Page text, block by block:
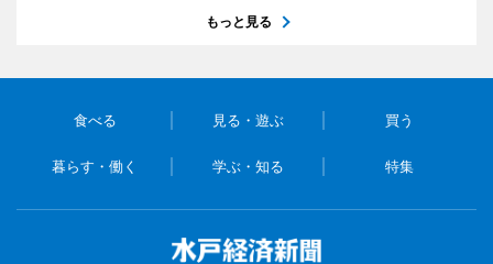
もっと見る
食べる 見る・遊ぶ 買う
暮らす・働く 学ぶ・知る 特集